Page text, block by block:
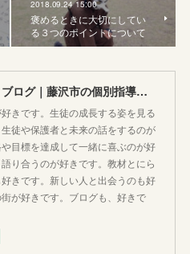
2018.09.24 15:00
褒めるときに大切にしてい
る３つのポイントについて
「第二の家」ブログ｜藤沢市の個別指導塾のお話
きです。生徒の成長する姿を見る
徒や保護者と未来の話をするのが
目標を達成して一緒に喜ぶのが好
り合うのが好きです。教材とにら
きです。新しい人と出会うのも好
が好きです。ブログも、好きで